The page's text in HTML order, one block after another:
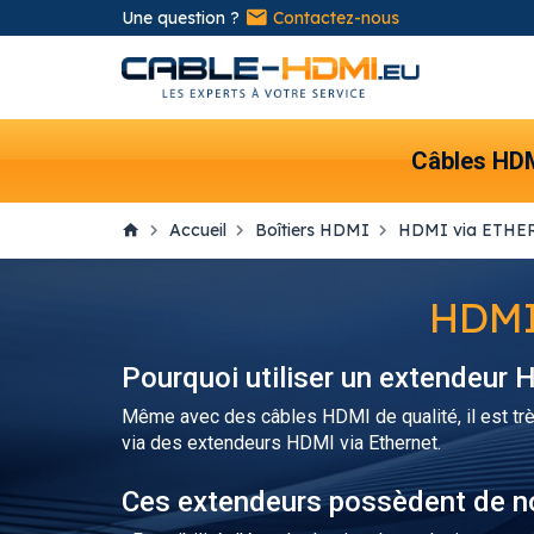
Une question ? Contactez-nous
Câbles
Accueil Boîtiers HDMI HDMI via
Pourquoi utiliser un extendeur
Même avec des câbles HDMI de qualité, il est
via des extendeurs HDMI via Ethernet.
Ces extendeurs possèdent de